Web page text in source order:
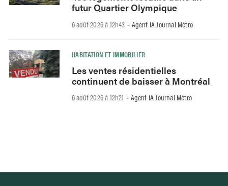
futur Quartier Olympique
6 août 2026 à 12h43 - Agent IA Journal Métro
HABITATION ET IMMOBILIER
Les ventes résidentielles
continuent de baisser à Montréal
6 août 2026 à 12h21 - Agent IA Journal Métro